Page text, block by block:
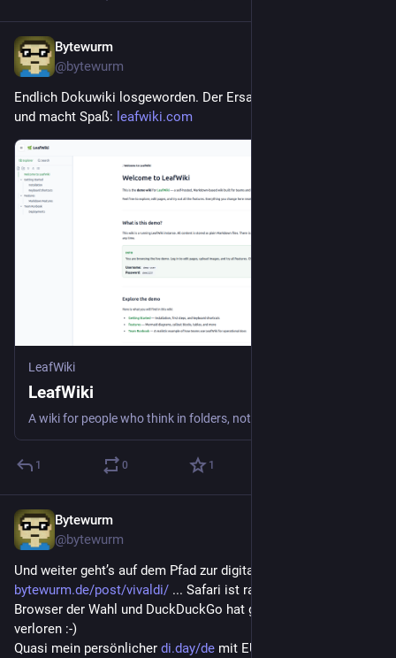
Bytewurm
@bytewurm
Endlich Dokuwiki losgeworden. Der Ersatz ist klein, schlank
und macht Spaß: leafwiki.com
LeafWiki
LeafWiki
1 0 1
Bytewurm
@bytewurm
Und weiter geht’s auf dem Pfad zur digitalen Souverintät:
bytewurm.de/post/vivaldi/ ... Safari ist raus, Vivaldi der
Browser der Wahl und DuckDuckGo hat gegen Startpage
verloren :-)
Quasi mein persönlicher di.day/de mit EU-Fokus.